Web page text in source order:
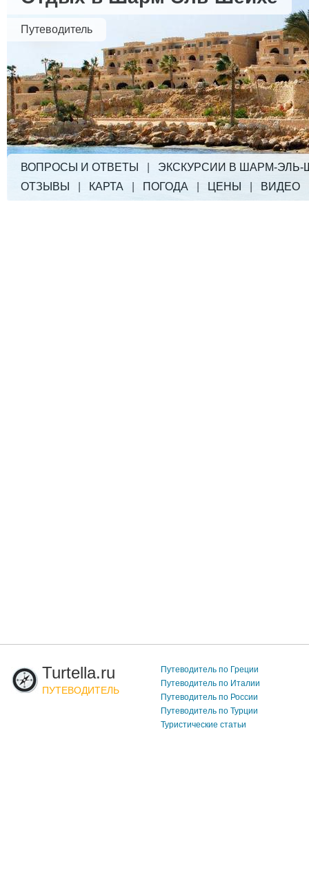
Путеводитель
ВОПРОСЫ И ОТВЕТЫ
ЭКСКУРСИИ В ШАРМ-
ОТЗЫВЫ
КАРТА ПОГОДА ЦЕНЫ ВИДЕО
Turtella.ru
ПУТЕВОДИТЕЛЬ
Путеводитель по Греции
Путеводитель по Италии
Путеводитель по России
Путеводитель по Турции
Туристические статьи